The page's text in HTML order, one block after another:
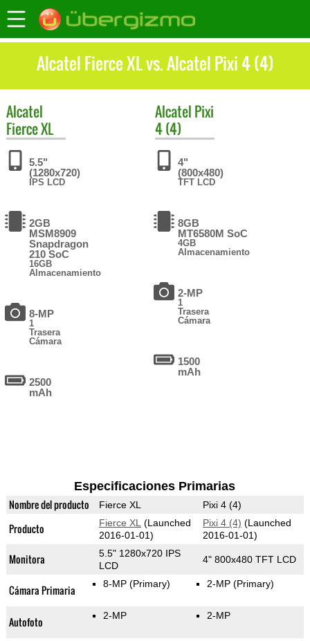
Alcatel Fierce XL vs. Alcatel Pixi 4 (4)
Alcatel
Fierce XL
5.5"
(1280x720)
IPS LCD
2GB
MSM8909
Snapdragon
210 SoC
16GB
Almacenamiento
8-MP
1
Trasera
Cámara
2500
mAh
Alcatel Pixi
4 (4)
4"
(800x480)
TFT LCD
8GB
MT6580M SoC
4GB
Almacenamiento
2-MP
1
Trasera
Cámara
1500
mAh
Especificaciones Primarias
Nombre del producto Fierce XL Pixi 4 (4)
Producto Fierce XL (Launched
2016-01-01)
Pixi 4 (4) (Launched
2016-01-01)
Monitora
5.5" 1280x720 IPS
LCD
4" 800x480 TFT LCD
Cámara Primaria 8-MP (Primary) 2-MP (Primary)
Autofoto 2-MP 2-MP